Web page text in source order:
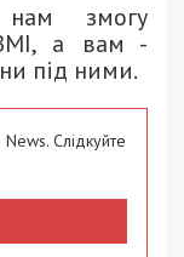
змогу
а вам -
під ними.
Слідкуйте